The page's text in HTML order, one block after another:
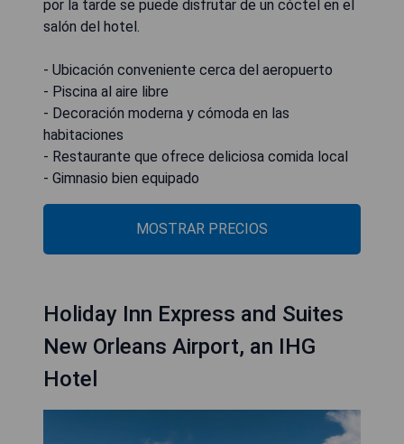
por la tarde se puede disfrutar de un cóctel en el
salón del hotel.
- Ubicación conveniente cerca del aeropuerto
- Piscina al aire libre
- Decoración moderna y cómoda en las
habitaciones
- Restaurante que ofrece deliciosa comida local
- Gimnasio bien equipado
MOSTRAR PRECIOS
Holiday Inn Express and Suites
New Orleans Airport, an IHG
Hotel